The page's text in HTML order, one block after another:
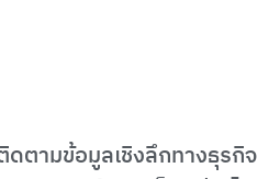
ตามข้อมูลเชิงลึกทางธุรกิจ